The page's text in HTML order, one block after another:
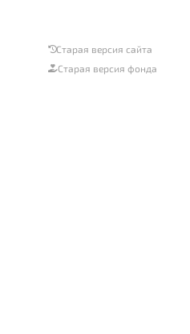
Старая версия сайта
Старая версия фонда